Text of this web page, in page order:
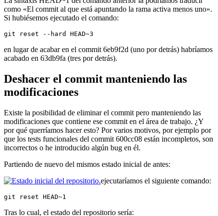
como «El commit al que está apuntando la rama activa menos uno».
Si hubiésemos ejecutado el comando:
git reset --hard HEAD~3
en lugar de acabar en el commit 6eb9f2d (uno por detrás) habríamos
acabado en 63db9fa (tres por detrás).
Deshacer el commit manteniendo las
modificaciones
Existe la posibilidad de eliminar el commit pero manteniendo las
modificaciones que contiene ese commit en el área de trabajo. ¿Y
por qué querríamos hacer esto? Por varios motivos, por ejemplo por
que los tests funcionales del commit 600cc08 están incompletos, son
incorrectos o he introducido algún bug en él.
Partiendo de nuevo del mismos estado inicial de antes:
ejecutaríamos el siguiente comando:
git reset HEAD~1
Tras lo cual, el estado del repositorio sería: